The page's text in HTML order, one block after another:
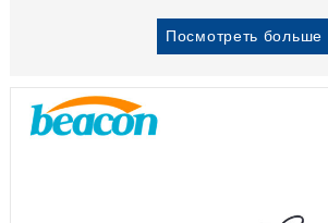
Посмотреть больше